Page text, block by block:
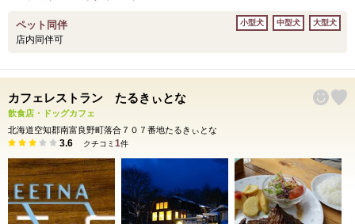
ペット同伴
店内同伴可
小型犬 中型犬 大型犬
カフェレストラン たるきぃとな
飲食店・ドッグカフェ
北海道空知郡南富良野町落合７０７番地たるきぃとな
3.6 クチコミ 1件